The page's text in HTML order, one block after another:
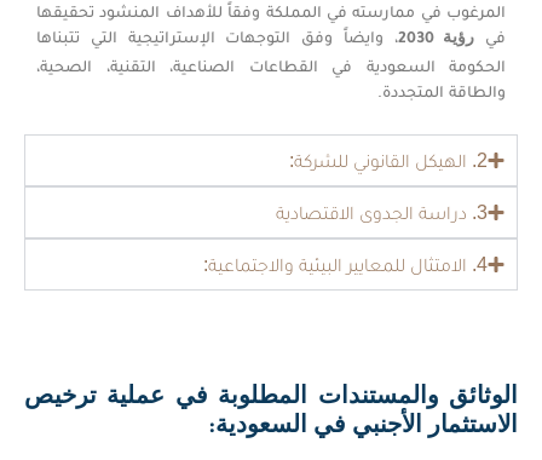
المرغوب في ممارسته في المملكة وفقاً للأهداف المنشود تحقيقها
في رؤية 2030
، وايضاً وفق التوجهات الإستراتيجية التي تتبناها
الحكومة السعودية في القطاعات الصناعية، التقنية، الصحية،
والطاقة المتجددة.
2. الهيكل القانوني للشركة:
3. دراسة الجدوى الاقتصادية
4. الامتثال للمعايير البيئية والاجتماعية:
الوثائق والمستندات المطلوبة في عملية ترخيص
الاستثمار الأجنبي في السعودية: